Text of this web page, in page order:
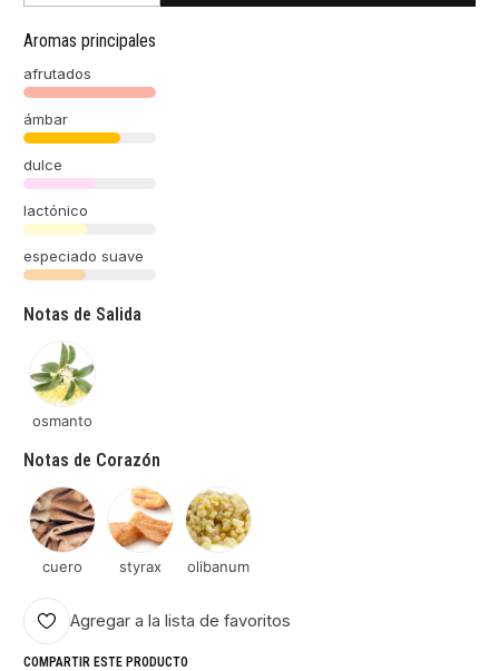
Aromas principales
afrutados
ámbar
dulce
lactónico
especiado suave
Notas de Salida
osmanto
Notas de Corazón
cuero styrax olibanum
Agregar a la lista de favoritos
COMPARTIR ESTE PRODUCTO